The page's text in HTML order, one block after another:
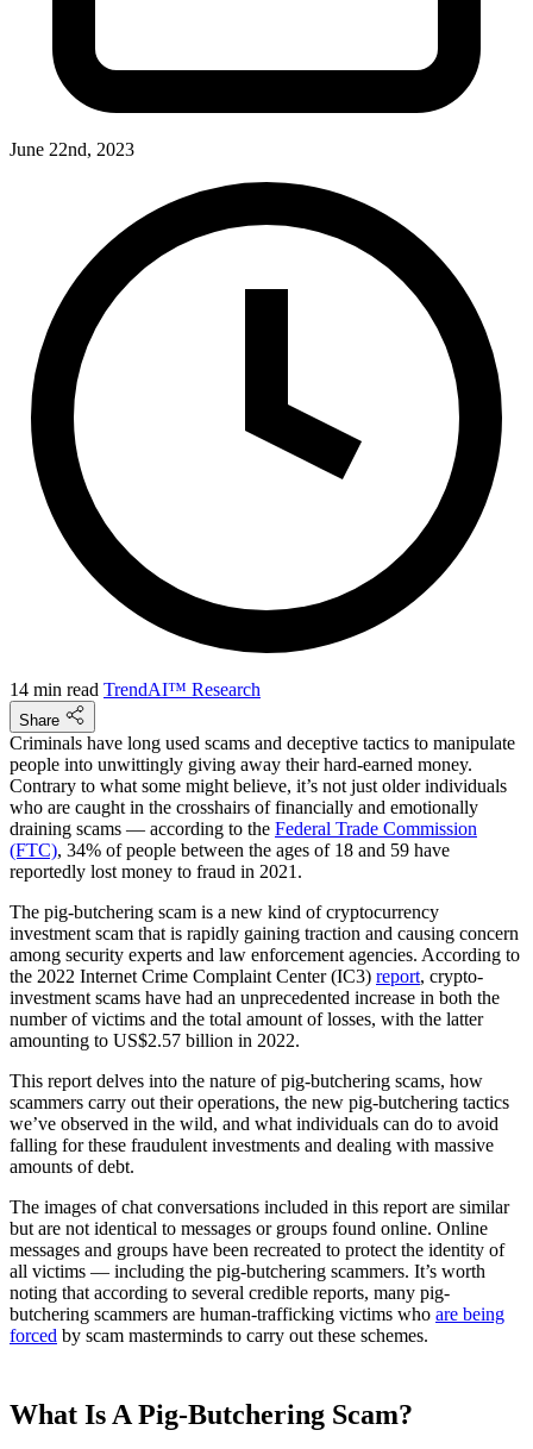
June 22nd, 2023
14 min read TrendAI™ Research
Share
Criminals have long used scams and deceptive tactics to manipulate
people into unwittingly giving away their hard-earned money.
Contrary to what some might believe, it’s not just older individuals
who are caught in the crosshairs of financially and emotionally
draining scams — according to the Federal Trade Commission
(FTC), 34% of people between the ages of 18 and 59 have
reportedly lost money to fraud in 2021.
The pig-butchering scam is a new kind of cryptocurrency
investment scam that is rapidly gaining traction and causing concern
among security experts and law enforcement agencies. According to
the 2022 Internet Crime Complaint Center (IC3) report, crypto-
investment scams have had an unprecedented increase in both the
number of victims and the total amount of losses, with the latter
amounting to US$2.57 billion in 2022.
This report delves into the nature of pig-butchering scams, how
scammers carry out their operations, the new pig-butchering tactics
we’ve observed in the wild, and what individuals can do to avoid
falling for these fraudulent investments and dealing with massive
amounts of debt.
The images of chat conversations included in this report are similar
but are not identical to messages or groups found online. Online
messages and groups have been recreated to protect the identity of
all victims — including the pig-butchering scammers. It’s worth
noting that according to several credible reports, many pig-
butchering scammers are human-trafficking victims who are being
forced by scam masterminds to carry out these schemes.
What Is A Pig-Butchering Scam?